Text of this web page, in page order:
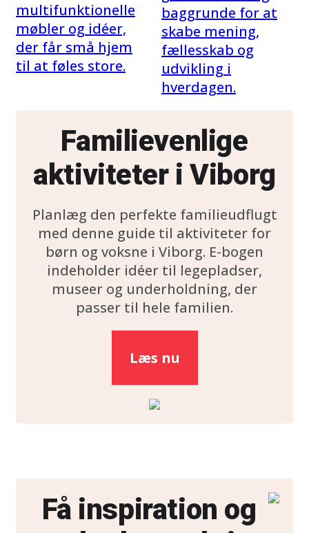
multifunktionelle
møbler og idéer,
der får små hjem
til at føles store.
baggrunde for at
skabe mening,
fællesskab og
udvikling i
hverdagen.
Familievenlige
aktiviteter i Viborg
Planlæg den perfekte familieudflugt
med denne guide til aktiviteter for
børn og voksne i Viborg. E-bogen
indeholder idéer til legepladser,
museer og underholdning, der
passer til hele familien.
Læs nu
Få inspiration og